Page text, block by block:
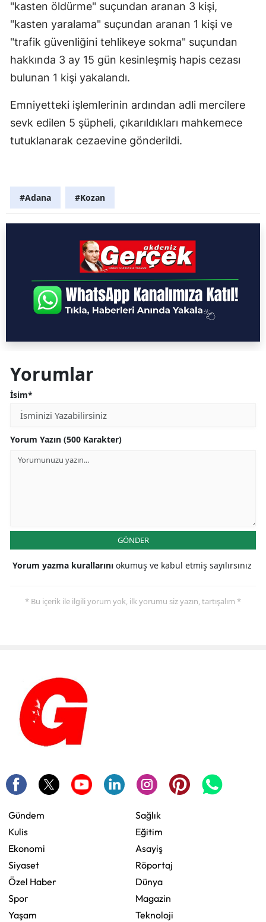
"kasten öldürme" suçundan aranan 3 kişi,
"kasten yaralama" suçundan aranan 1 kişi ve
"trafik güvenliğini tehlikeye sokma" suçundan
hakkında 3 ay 15 gün kesinleşmiş hapis cezası
bulunan 1 kişi yakalandı.
Emniyetteki işlemlerinin ardından adli mercilere
sevk edilen 5 şüpheli, çıkarıldıkları mahkemece
tutuklanarak cezaevine gönderildi.
#Adana #Kozan
Yorumlar
İsim*
Yorum Yazın (500 Karakter)
GÖNDER
Yorum yazma kurallarını okumuş ve kabul etmiş sayılırsınız
* Bu içerik ile ilgili yorum yok, ilk yorumu siz yazın, tartışalım *
Gündem
Kulis
Ekonomi
Siyaset
Özel Haber
Spor
Yaşam
Sağlık
Eğitim
Asayiş
Röportaj
Dünya
Magazin
Teknoloji